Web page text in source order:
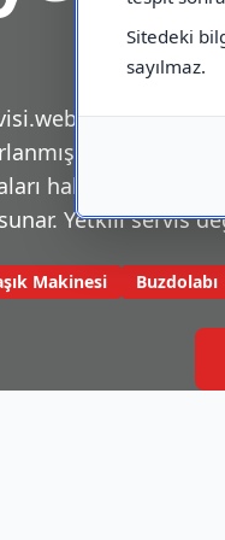
Sitedeki
sayılmaz.
beyaz
bir
hakkında sık
sunar. Yetkili servis
Makinesi Buzdolabı